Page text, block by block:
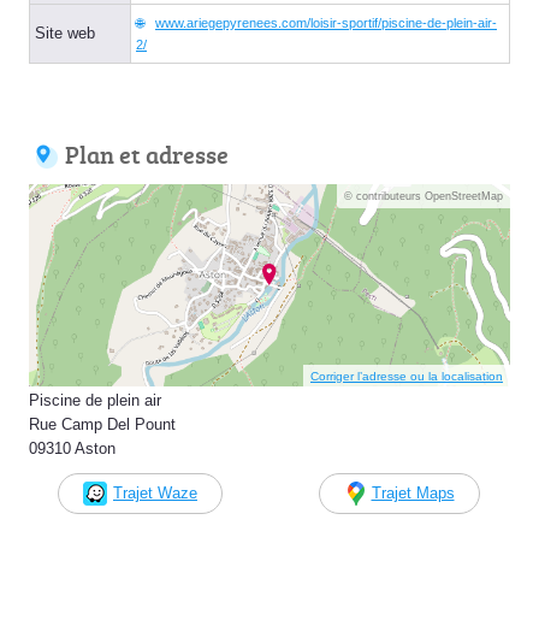
Site web
www.ariegepyrenees.com/loisir-sportif/piscine-de-plein-air-
2/
Plan et adresse
© contributeurs OpenStreetMap
Corriger l’adresse ou la localisation
Piscine de plein air
Rue Camp Del Pount
09310 Aston
Trajet Waze Trajet Maps